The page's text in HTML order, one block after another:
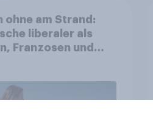
ohne am Strand:
liberaler als
Franzosen und